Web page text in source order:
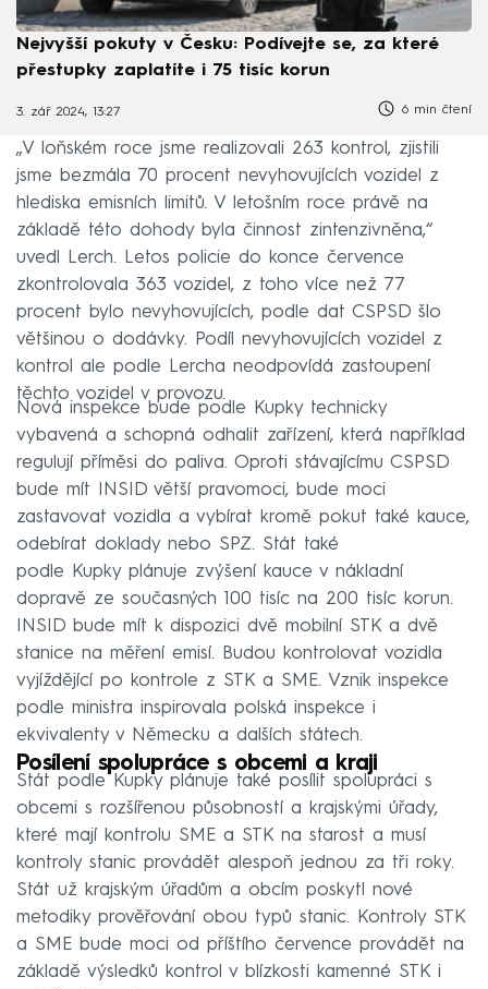
Nejvyšší pokuty v Česku: Podívejte se, za které
přestupky zaplatíte i 75 tisíc korun
3. zář 2024, 13:27 6 min čtení
„V loňském roce jsme realizovali 263 kontrol, zjistili
jsme bezmála 70 procent nevyhovujících vozidel z
hlediska emisních limitů. V letošním roce právě na
základě této dohody byla činnost zintenzivněna,“
uvedl Lerch. Letos policie do konce července
zkontrolovala 363 vozidel, z toho více než 77
procent bylo nevyhovujících, podle dat CSPSD šlo
většinou o dodávky. Podíl nevyhovujících vozidel z
kontrol ale podle Lercha neodpovídá zastoupení
těchto vozidel v provozu.
Nová inspekce bude podle Kupky technicky
vybavená a schopná odhalit zařízení, která například
regulují příměsi do paliva. Oproti stávajícímu CSPSD
bude mít INSID větší pravomoci, bude moci
zastavovat vozidla a vybírat kromě pokut také kauce,
odebírat doklady nebo SPZ. Stát také
podle Kupky plánuje zvýšení kauce v nákladní
dopravě ze současných 100 tisíc na 200 tisíc korun.
INSID bude mít k dispozici dvě mobilní STK a dvě
stanice na měření emisí. Budou kontrolovat vozidla
vyjíždějící po kontrole z STK a SME. Vznik inspekce
podle ministra inspirovala polská inspekce i
ekvivalenty v Německu a dalších státech.
Posílení spolupráce s obcemi a kraji
Stát podle Kupky plánuje také posílit spolupráci s
obcemi s rozšířenou působností a krajskými úřady,
které mají kontrolu SME a STK na starost a musí
kontroly stanic provádět alespoň jednou za tři roky.
Stát už krajským úřadům a obcím poskytl nové
metodiky prověřování obou typů stanic. Kontroly STK
a SME bude moci od příštího července provádět na
základě výsledků kontrol v blízkosti kamenné STK i